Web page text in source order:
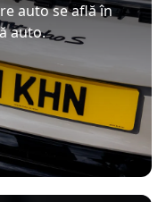
auto se află în
auto.